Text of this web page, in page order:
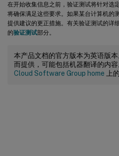
在开始收集信息之前，验证测试将针对选
将确保满足这些要求。如果某台计算机的
提供建议的更正措施。有关验证测试的
的验证测试部分。
本产品文档的官方版本为英语版
而提供，可能包括机器翻译的内
Cloud Software Group home 上